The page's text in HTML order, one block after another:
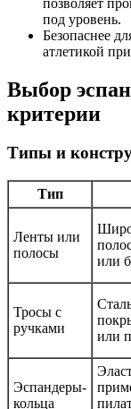
под уровень.
Безопаснее
атлетикой
Выбор
критерии
Типы и
Тип
Ленты или
полосы
или
Тросы с
ручками
или
Эспандеры-
кольца